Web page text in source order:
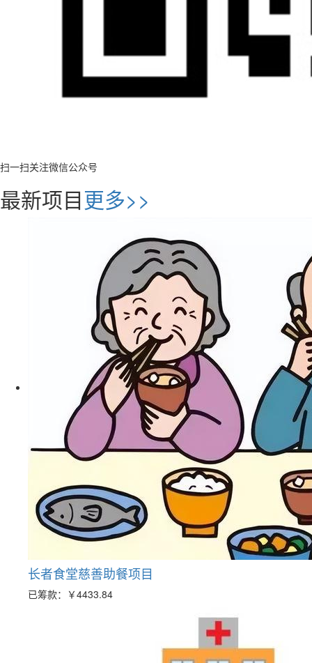
扫一扫关注微信公众号
最新项目更多>>
长者食堂慈善助餐项目
已筹款： ￥4433.84